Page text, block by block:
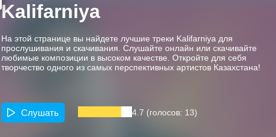
Kalifarniya
На этой странице вы найдете лучшие треки Kalifarniya для
прослушивания и скачивания. Слушайте онлайн или скачивайте
любимые композиции в высоком качестве. Откройте для себя
творчество одного из самых перспективных артистов Казахстана!
Слушать 4.7 (голосов: 13)